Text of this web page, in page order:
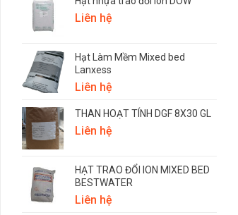
Liên hệ
Hạt Làm Mềm Mixed bed
Lanxess
Liên hệ
THAN HOẠT TÍNH DGF 8X30 GL
Liên hệ
HẠT TRAO ĐỔI ION MIXED BED
BESTWATER
Liên hệ